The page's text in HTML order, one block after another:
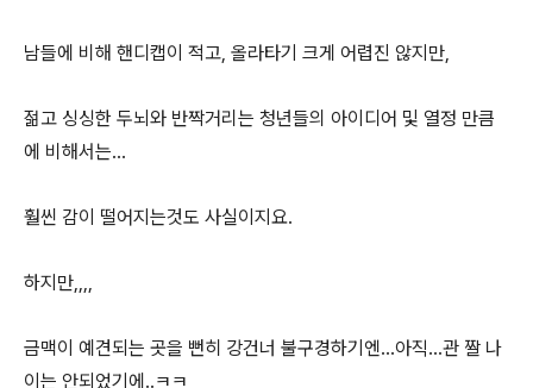
남들에 비해 핸디캡이 적고, 올라타기 크게 어렵진 않지만,
젊고 싱싱한 두뇌와 반짝거리는 청년들의 아이디어 및 열정 만큼
에 비해서는...
훨씬 감이 떨어지는것도 사실이지요.
하지만,,,,
금맥이 예견되는 곳을 뻔히 강건너 불구경하기엔...아직...관 짤 나
이는 안되었기에..ㅋㅋ